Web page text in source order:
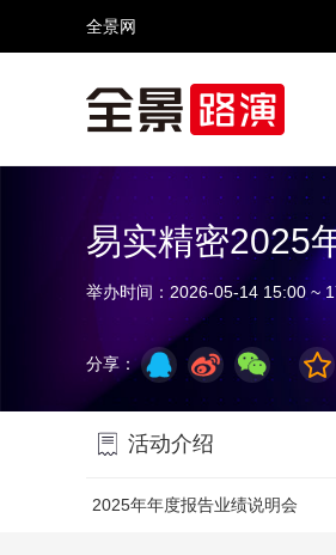
全景网
视频号 全景网官微
易实精密2025
举办时间： 2026-05-14 15:00 ~
分享：
活动介绍
2025年年度报告业绩说明会